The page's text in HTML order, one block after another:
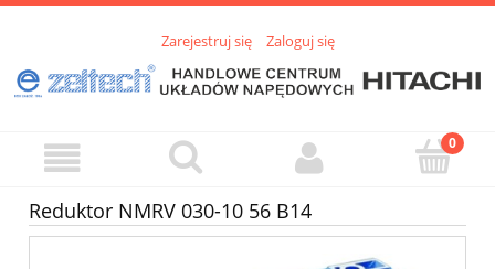
Zarejestruj się Zaloguj się
Reduktor NMRV 030-10 56 B14